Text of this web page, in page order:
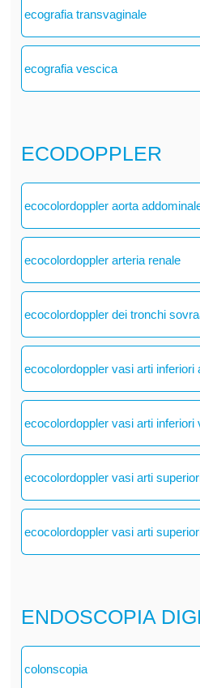
ecografia transvaginale
ecografia vescica
ECODOPPLER
ecocolordoppler aorta
ecocolordoppler arteria renale
ecocolordoppler dei tronchi
ecocolordoppler vasi arti inferiori
ecocolordoppler vasi arti inferiori
ecocolordoppler vasi arti
ecocolordoppler vasi arti
ENDOSCOPIA
colonscopia